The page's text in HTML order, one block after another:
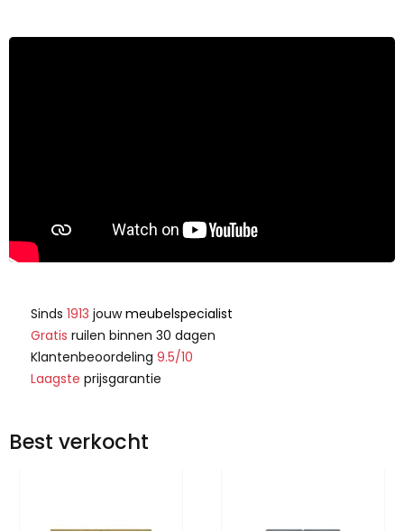
Sinds 1913 jouwmeubelspecialist
Gratis ruilen binnen 30 dagen
Klantenbeoordeling 9.5/10
Laagste prijsgarantie
Best verkocht